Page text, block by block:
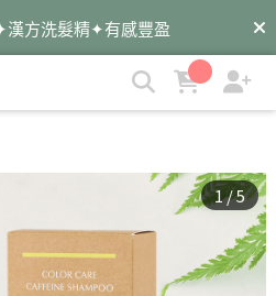
絲│咖啡因保濕護色洗髮精(清新含
| 黑淬絲│植萃髮肌專家
漢方洗髮精✦有感豐盈
膠洗髮精✦淨化平衡
1/5